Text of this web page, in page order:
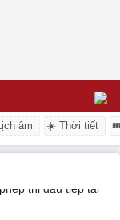
âm ☀️ Thời tiết